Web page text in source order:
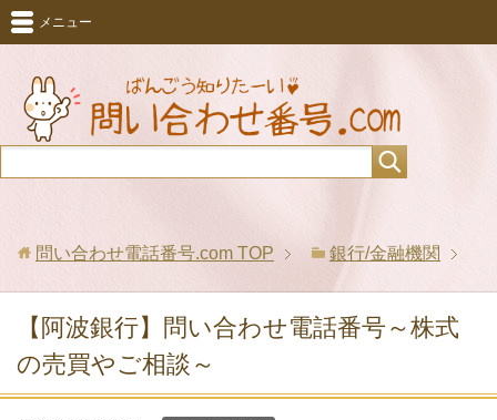
メニュー
問い合わせ電話番号.com TOP 銀行/金融機関
【阿波銀行】問い合わせ電話番号～株式
の売買やご相談～